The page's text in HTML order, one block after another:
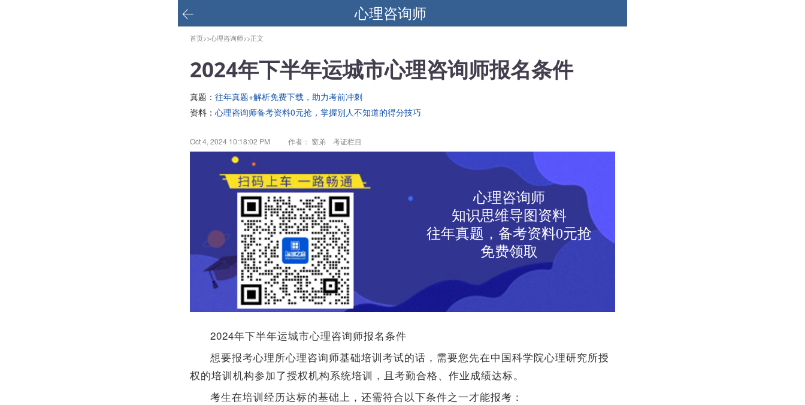
心理咨询师
首页>>心理咨询师>>正文
2024年下半年运城市心理咨询师报名条件
真题： 往年真题+解析免费下载，助力考前冲刺
资料： 心理咨询师备考资料0元抢，掌握别人不知道的得分技巧
Oct 4, 2024 10:18:02 PM 作者： 窗弟 考证栏目
心理咨询师
知识思维导图资料
往年真题，备考资料0元抢
免费领取
2024年下半年运城市心理咨询师报名条件
想要报考心理所心理咨询师基础培训考试的话，需要您先在中国科学院心理研究所授
权的培训机构参加了授权机构系统培训，且考勤合格、作业成绩达标。
考生在培训经历达标的基础上，还需符合以下条件之一才能报考：